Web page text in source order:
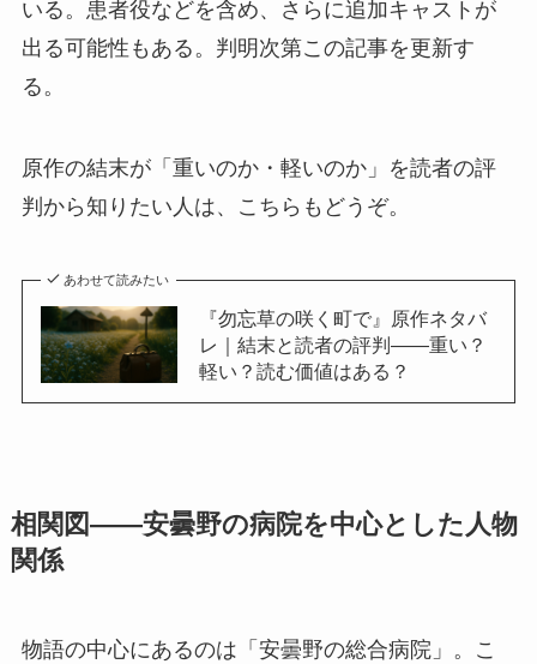
いる。患者役などを含め、さらに追加キャストが
出る可能性もある。判明次第この記事を更新す
る。
原作の結末が「重いのか・軽いのか」を読者の評
判から知りたい人は、こちらもどうぞ。
あわせて読みたい
『勿忘草の咲く町で』原作ネタバ
レ｜結末と読者の評判——重い？
軽い？読む価値はある？
相関図——安曇野の病院を中心とした人物
関係
物語の中心にあるのは「安曇野の総合病院」。こ